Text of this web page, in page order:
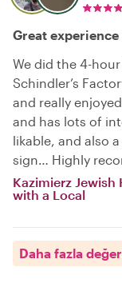
Great
We did the 4-
Schindler’s
and really
and has lots of
likable, and also
sign… Highly
Kazimierz Jewish
with a Local
Daha fazla